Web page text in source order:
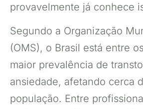
provavelmente já conhece
Segundo a Organização
(OMS), o Brasil está entre
maior prevalência de
ansiedade, afetando cerca
população. Entre